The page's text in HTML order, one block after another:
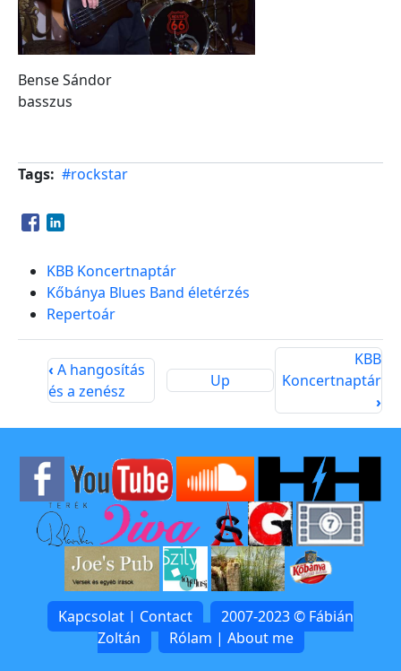
Bense Sándor
basszus
Tags #rockstar
Opens in a new window
Opens in a new window
KBB Koncertnaptár
Kőbánya Blues Band életérzés
Repertoár
‹ A hangosítás
és a zenész
Up
KBB
Koncertnaptár
›
Kapcsolat | Contact
2007-2023 © Fábián
Zoltán
Rólam | About me